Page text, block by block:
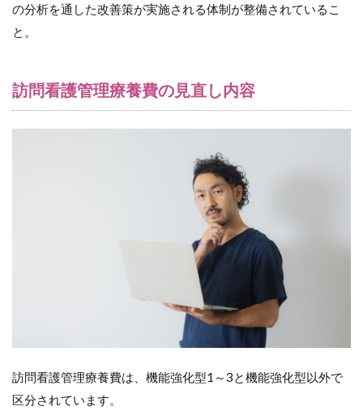
の訪
施設
とは
4.1
の分析を通した改善策が実施される体制が整備されているこ
と。
訪問看護管理療養費の見直し内容
訪問看護管理療養費は、機能強化型1～3と機能強化型以外で
区分されています。